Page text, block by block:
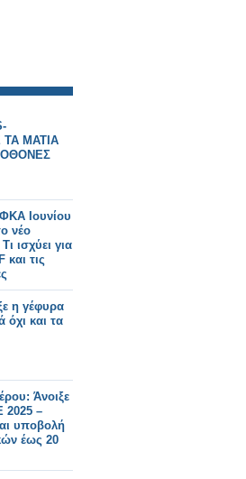
ΜΑΤΙΑ
ΟΘΟΝΕΣ
Ιουνίου
νέο
ισχύει για
και τις
η γέφυρα
και τα
Άνοιξε
2025 –
υποβολή
έως 20